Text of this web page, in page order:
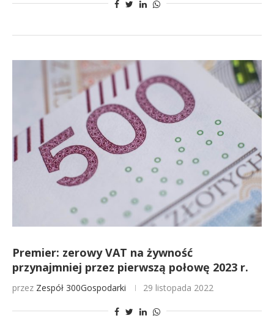
Premier: zerowy VAT na żywność
przynajmniej przez pierwszą połowę 2023 r.
przez Zespół 300Gospodarki 29 listopada 2022